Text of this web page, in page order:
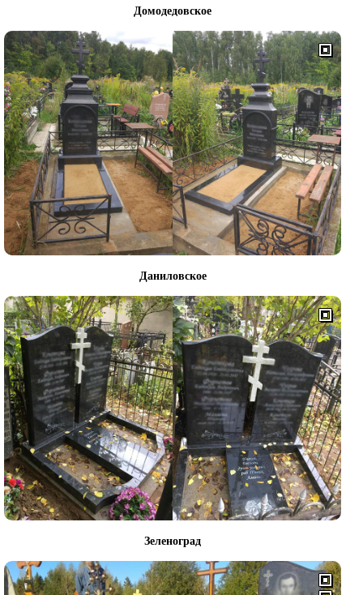
Домодедовское
Даниловское
Зеленоград